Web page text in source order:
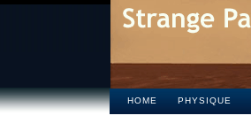
HOME PHYSIQUE